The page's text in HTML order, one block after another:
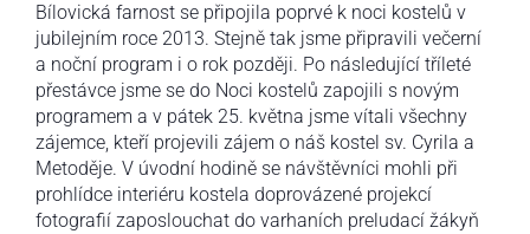
Bílovická farnost se připojila poprvé k noci kostelů v
jubilejním roce 2013. Stejně tak jsme připravili večerní
a noční program i o rok později. Po následující tříleté
přestávce jsme se do Noci kostelů zapojili s novým
programem a v pátek 25. května jsme vítali všechny
zájemce, kteří projevili zájem o náš kostel sv. Cyrila a
Metoděje. V úvodní hodině se návštěvníci mohli při
prohlídce interiéru kostela doprovázené projekcí
fotografií zaposlouchat do varhaních preludací žákyň